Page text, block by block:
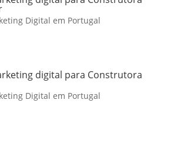
Digital em Portugal
digital para Construtora
Digital em Portugal